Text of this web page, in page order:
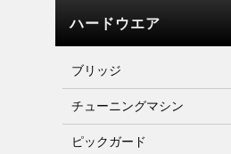
ハードウエア
ブリッジ
チューニングマシン
ピックガード